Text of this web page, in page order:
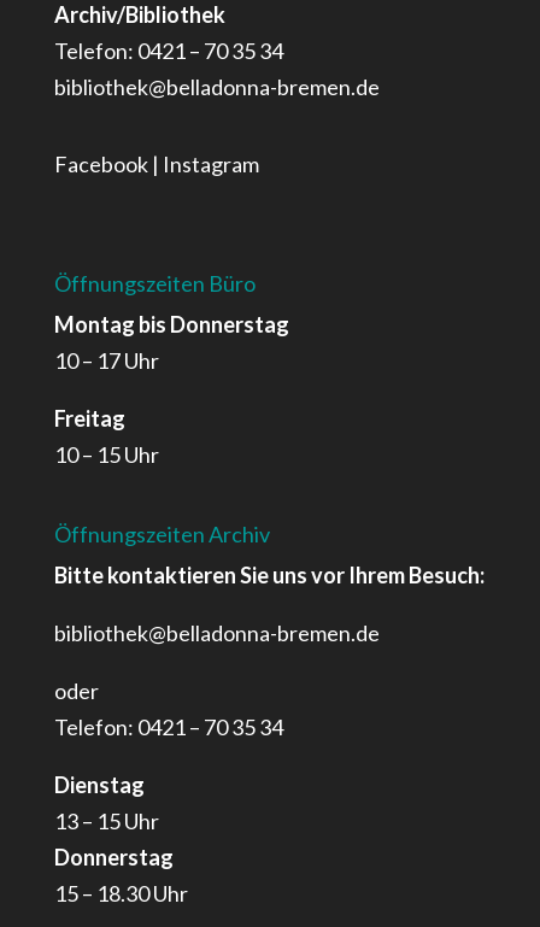
Archiv/Bibliothek
Telefon: 0421 – 70 35 34
bibliothek@belladonna-bremen.de
Facebook| Instagram
Öffnungszeiten Büro
Montag bis Donnerstag
10 – 17 Uhr
Freitag
10 – 15 Uhr
Öffnungszeiten Archiv
Bitte kontaktieren Sie uns vor Ihrem Besuch:
bibliothek@belladonna-bremen.de
oder
Telefon: 0421 – 70 35 34
Dienstag
13 – 15 Uhr
Donnerstag
15 – 18.30 Uhr